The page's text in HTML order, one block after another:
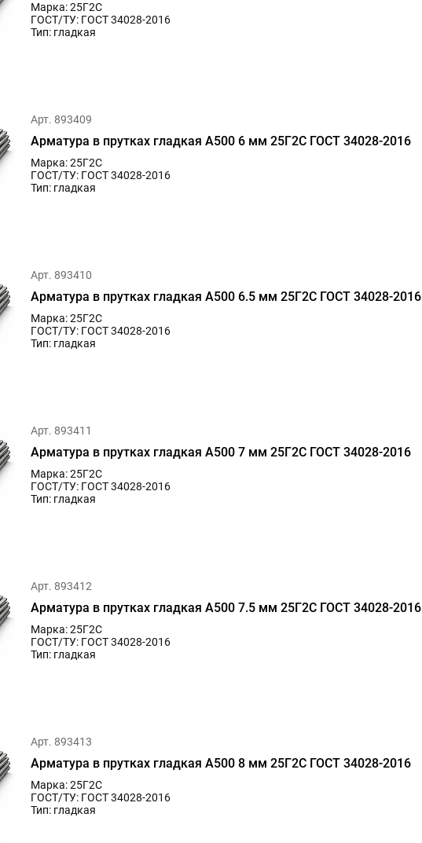
Марка: 25Г2С
ГОСТ/ТУ: ГОСТ 34028-2016
Тип: гладкая
Арт. 893409
Арматура в прутках гладкая А500 6 мм 25Г2С ГОСТ 34028-2016
Марка: 25Г2С
ГОСТ/ТУ: ГОСТ 34028-2016
Тип: гладкая
Арт. 893410
Арматура в прутках гладкая А500 6.5 мм 25Г2С ГОСТ 34028-2016
Марка: 25Г2С
ГОСТ/ТУ: ГОСТ 34028-2016
Тип: гладкая
Арт. 893411
Арматура в прутках гладкая А500 7 мм 25Г2С ГОСТ 34028-2016
Марка: 25Г2С
ГОСТ/ТУ: ГОСТ 34028-2016
Тип: гладкая
Арт. 893412
Арматура в прутках гладкая А500 7.5 мм 25Г2С ГОСТ 34028-2016
Марка: 25Г2С
ГОСТ/ТУ: ГОСТ 34028-2016
Тип: гладкая
Арт. 893413
Арматура в прутках гладкая А500 8 мм 25Г2С ГОСТ 34028-2016
Марка: 25Г2С
ГОСТ/ТУ: ГОСТ 34028-2016
Тип: гладкая